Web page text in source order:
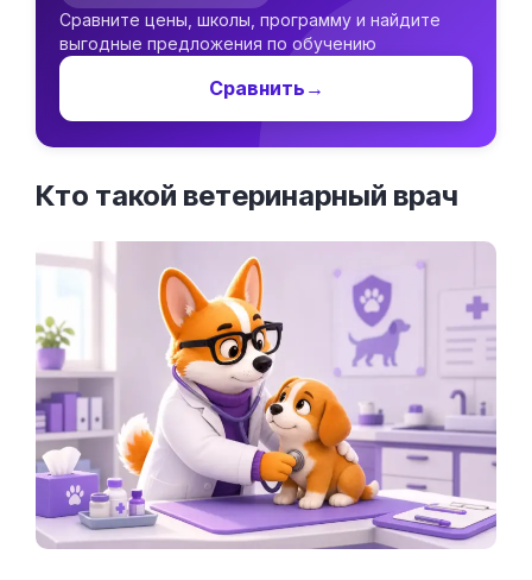
Сравните цены, школы, программу и найдите
выгодные предложения по обучению
Сравнить →
Кто такой ветеринарный врач